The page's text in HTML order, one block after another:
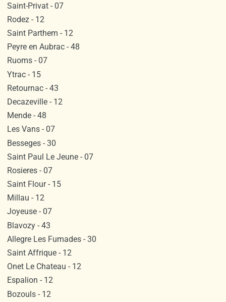
Saint-Privat - 07
Rodez - 12
Saint Parthem - 12
Peyre en Aubrac - 48
Ruoms - 07
Ytrac - 15
Retournac - 43
Decazeville - 12
Mende - 48
Les Vans - 07
Besseges - 30
Saint Paul Le Jeune - 07
Rosieres - 07
Saint Flour - 15
Millau - 12
Joyeuse - 07
Blavozy - 43
Allegre Les Fumades - 30
Saint Affrique - 12
Onet Le Chateau - 12
Espalion - 12
Bozouls - 12